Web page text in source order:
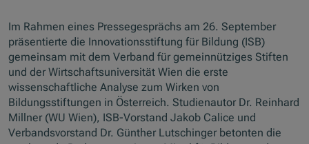
Im Rahmen eines Pressegesprächs am 26. September
präsentierte die Innovationsstiftung für Bildung (ISB)
gemeinsam mit dem Verband für gemeinnütziges Stiften
und der Wirtschaftsuniversität Wien die erste
wissenschaftliche Analyse zum Wirken von
Bildungsstiftungen in Österreich. Studienautor Dr. Reinhard
Millner (WU Wien), ISB-Vorstand Jakob Calice und
Verbandsvorstand Dr. Günther Lutschinger betonten die